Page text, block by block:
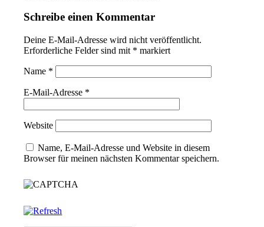
Schreibe einen Kommentar
Deine E-Mail-Adresse wird nicht veröffentlicht.
Erforderliche Felder sind mit * markiert
Name *
E-Mail-Adresse *
Website
Name, E-Mail-Adresse und Website in diesem
Browser für meinen nächsten Kommentar speichern.